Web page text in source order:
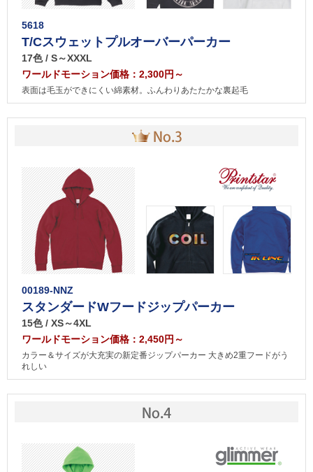
5618
T/Cスウェットプルオーバーパーカー
17色 / S～XXXL
ワールドモーション価格：2,300円～
表面は毛玉ができにくい綿素材。ふんわりあたたかな裏起毛
00189-NNZ
スタンダードWフードジップパーカー
15色 / XS～4XL
ワールドモーション価格：2,450円～
カラー＆サイズが大充実の新定番ジップパーカー 大きめ2重フードがう
れしい